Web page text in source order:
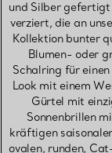
und Silber
verziert, die an
Kollektion bunter
Blumen- oder
Schalring für
Look mit einem
Gürtel mit
Sonnenbrillen
kräftigen
ovalen, runden,